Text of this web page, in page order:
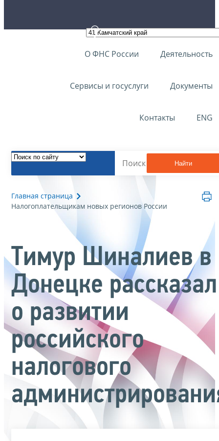
О ФНС России Деятельность
Сервисы и госуслуги Документы
Контакты ENG
Найти
Главная страница
Налогоплательщикам новых регионов России
Тимур Шиналиев в
Донецке рассказал
о развитии
российского
налогового